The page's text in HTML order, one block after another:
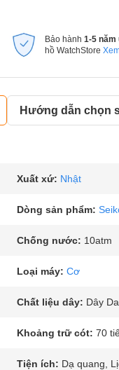
Bảo hành 1-5 năm
hồ WatchStore
Hướng dẫn chọn
Xuất xứ: Nhật
Dòng sản phẩm:
Chống nước: 10atm
Loại máy: Cơ
Chất liệu dây: Dây Da
Khoảng trữ cót: 70
Tiện ích: Dạ quang,